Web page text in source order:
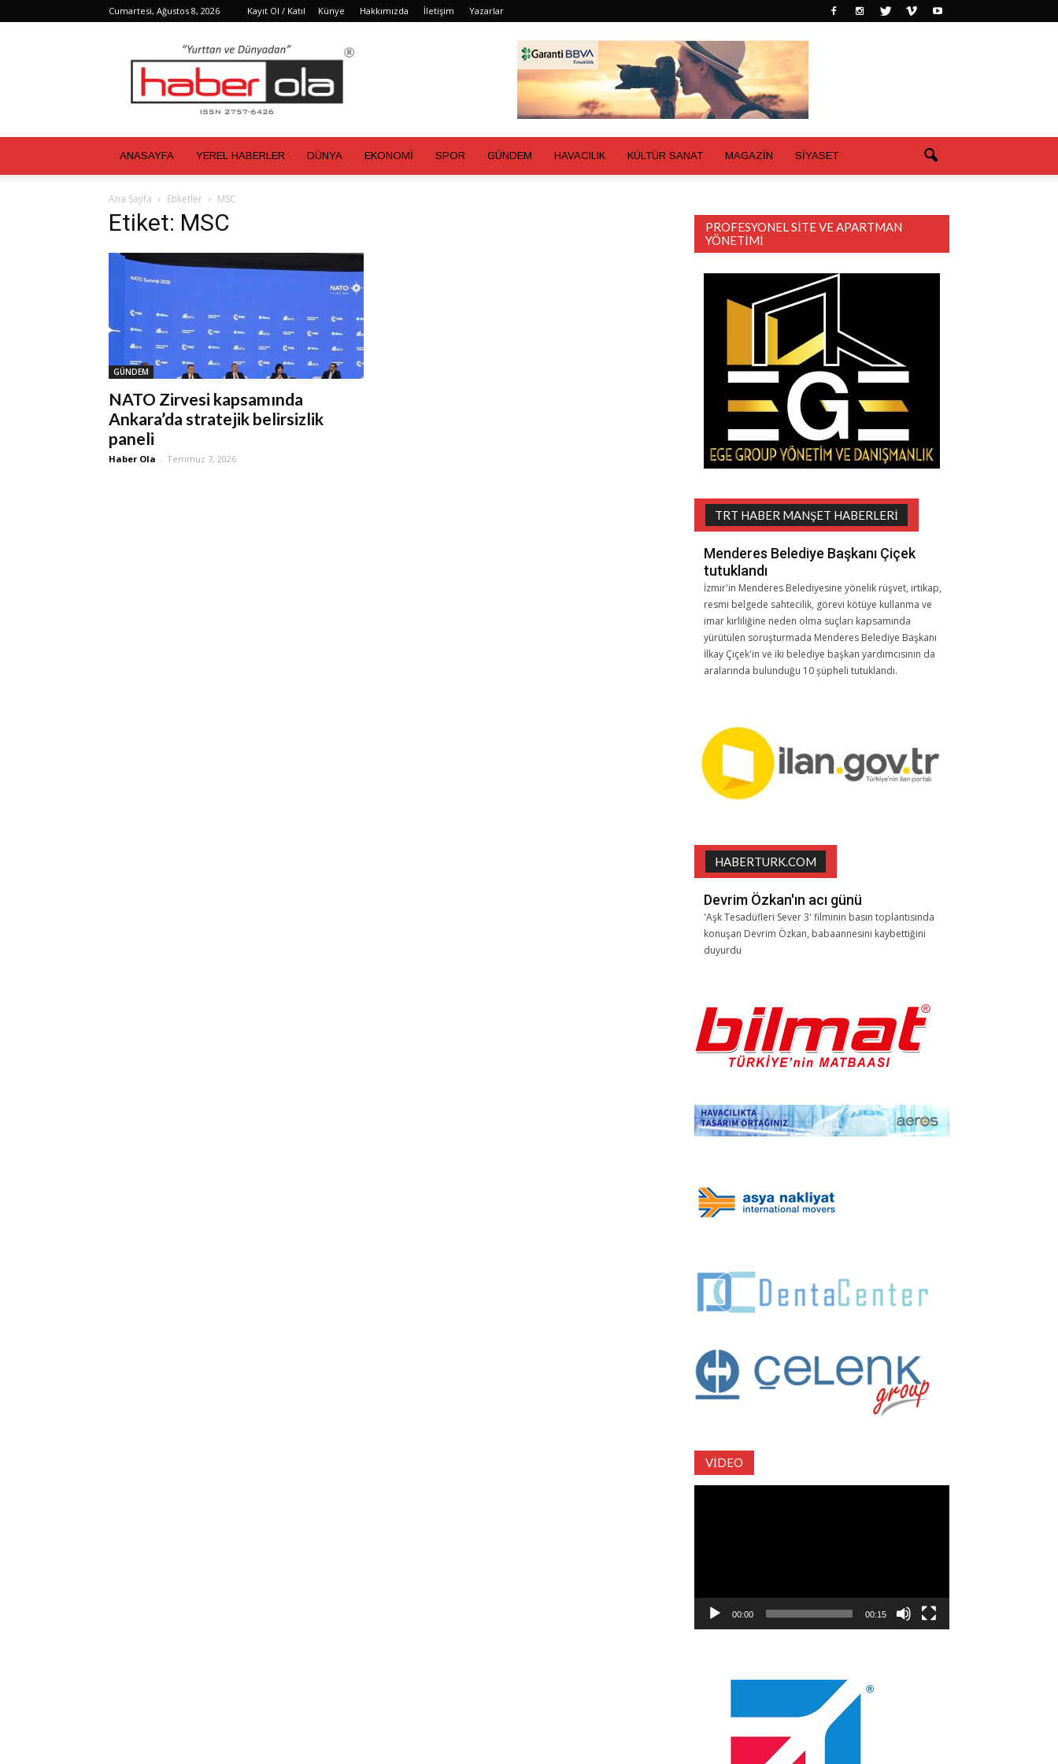
Cumartesi, Ağustos 8, 2026 Kayıt Ol / Katıl Künye Hakkımızda İletişim Yazarlar
ANASAYFA YEREL HABERLER DÜNYA EKONOMİ SPOR GÜNDEM HAVACILIK KÜLTÜR SANAT MAGAZİN SİYASET
Ana Sayfa Etiketler MSC
Etiket: MSC
GÜNDEM
NATO Zirvesi kapsamında
Ankara’da stratejik belirsizlik
paneli
Haber Ola - Temmuz 7, 2026
PROFESYONEL SITE VE APARTMAN
YÖNETIMI
TRT HABER MANŞET HABERLERI
Menderes Belediye Başkanı Çiçek
tutuklandı
İzmir'in Menderes Belediyesine yönelik rüşvet, irtikap,
resmi belgede sahtecilik, görevi kötüye kullanma ve
imar kirliliğine neden olma suçları kapsamında
yürütülen soruşturmada Menderes Belediye Başkanı
İlkay Çiçek'in ve iki belediye başkan yardımcısının da
aralarında bulunduğu 10 şüpheli tutuklandı.
HABERTURK.COM
Devrim Özkan'ın acı günü
'Aşk Tesadüfleri Sever 3' filminin basın toplantısında
konuşan Devrim Özkan, babaannesini kaybettiğini
duyurdu
VIDEO
00:00 00:15